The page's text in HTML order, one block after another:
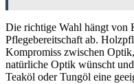
Die richtige Wahl hängt von
Pflegebereitschaft ab.
Kompromiss zwischen
natürliche Optik wünscht
Teaköl oder Tungöl eine